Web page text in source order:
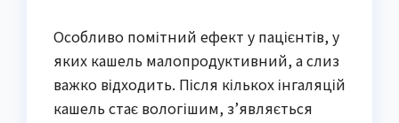
Особливо помітний ефект у пацієнтів, у
яких кашель малопродуктивний, а слиз
важко відходить. Після кількох інгаляцій
кашель стає вологішим, з’являється